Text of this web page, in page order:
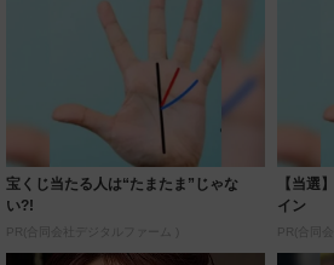
宝くじ当たる人は“たまたま”じゃな
い?!
PR(合同会社デジタルファーム )
【当選
イン
PR(合同